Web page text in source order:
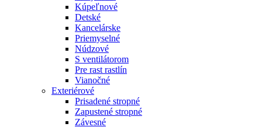
Kúpeľnové
Detské
Kancelárske
Priemyselné
Núdzové
S ventilátorom
Pre rast rastlín
Vianočné
Exteriérové
Prisadené stropné
Zapustené stropné
Závesné